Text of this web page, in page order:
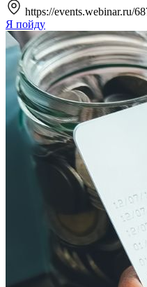
https://events.webinar.ru/
Я пойду